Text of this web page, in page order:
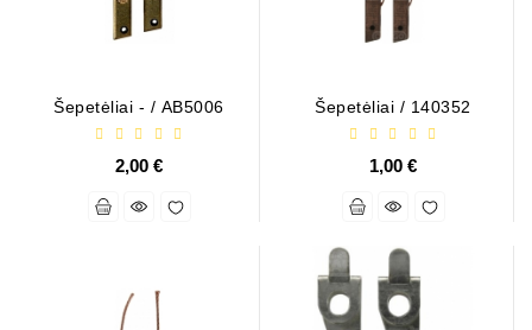
Šepetėliai - / AB5006
2,00 €
Šepetėliai / 140352
1,00 €